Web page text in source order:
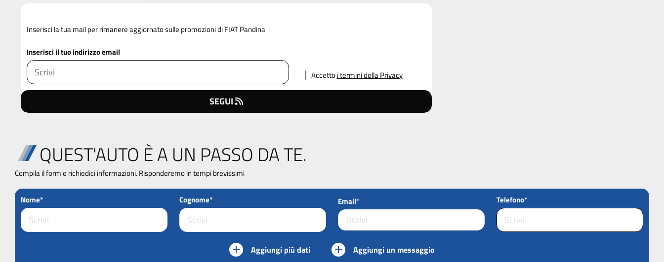
Inserisci la tua mail per rimanere aggiornato sulle promozioni di FIAT Pandina
Inserisci il tuo indirizzo email
Accettoi termini della Privacy
SEGUI
QUEST'AUTO È A UN PASSO DA TE.
Compila il form e richiedici informazioni. Risponderemo in tempi brevissimi
Nome* Cognome* Email* Telefono*
Aggiungi più dati Aggiungi un messaggio